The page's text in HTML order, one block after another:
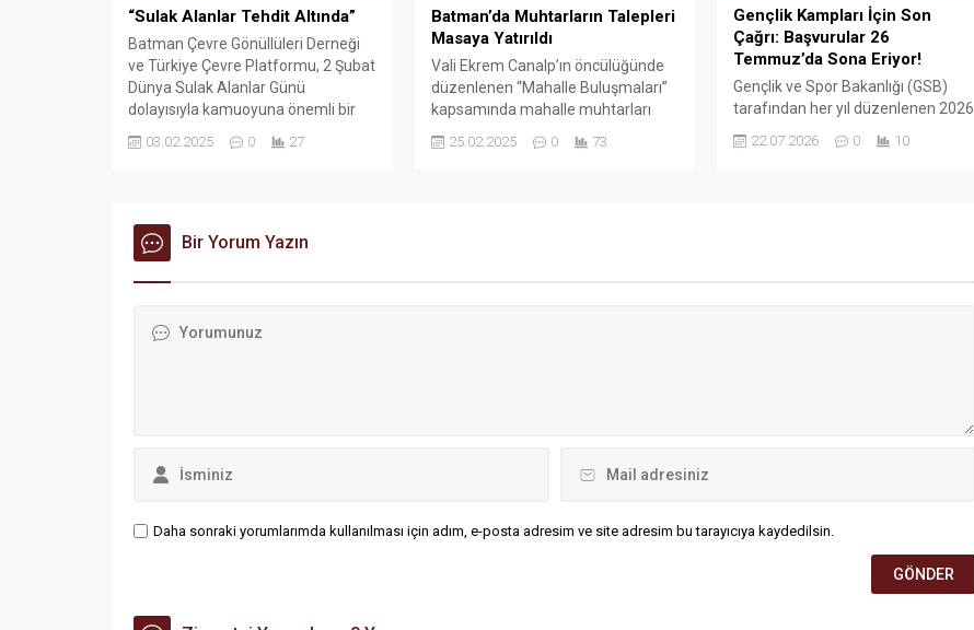
“Sulak Alanlar Tehdit Altında”
Batman Çevre Gönüllüleri Derneği
ve Türkiye Çevre Platformu, 2 Şubat
Dünya Sulak Alanlar Günü
dolayısıyla kamuoyuna önemli bir
03.02.2025 0 27
Batman’da Muhtarların Talepleri
Masaya Yatırıldı
Vali Ekrem Canalp’ın öncülüğünde
düzenlenen “Mahalle Buluşmaları”
kapsamında mahalle muhtarları
takibinin yapıldığı ve ilgili kurumların
25.02.2025 0 73
Gençlik Kampları İçin Son
Çağrı: Başvurular 26
Temmuz’da Sona Eriyor!
Gençlik ve Spor Bakanlığı (GSB)
tarafından her yıl düzenlenen 2026
Yaz Dönemi Gençlik Kampları için
başvuru maratonunda son viraja
22.07.2026 0 10
Bir Yorum Yazın
Daha sonraki yorumlarımda kullanılması için adım, e-posta adresim ve site adresim bu tarayıcıya kaydedilsin.